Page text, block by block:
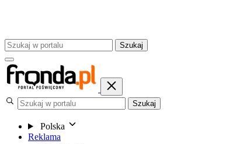
Szukaj
Szukaj
Polska
Reklama